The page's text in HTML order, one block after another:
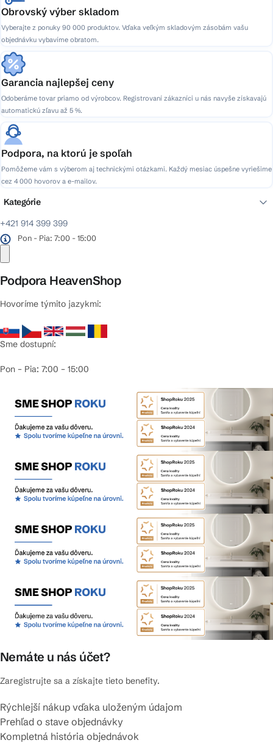
Obrovský výber skladom
Vyberajte z ponuky 90 000 produktov. Vďaka veľkým skladovým zásobám vašu
objednávku vybavíme obratom.
Garancia najlepšej ceny
Odoberáme tovar priamo od výrobcov. Registrovaní zákazníci u nás navyše získavajú
automatickú zľavu až 5 %.
Podpora, na ktorú je spoľah
Pomôžeme vám s výberom aj technickými otázkami. Každý mesiac úspešne vyriešime
cez 4 000 hovorov a e-mailov.
+421 914 399 399
Pon - Pia: 7:00 - 15:00
Podpora HeavenShop
Hovoríme týmito jazykmi:
Sme dostupní:
Pon – Pia: 7:00 – 15:00
Nemáte u nás účet?
Zaregistrujte sa a získajte tieto benefity.
Rýchlejší nákup vďaka uloženým údajom
Prehľad o stave objednávky
Kompletná história objednávok
Kategórie